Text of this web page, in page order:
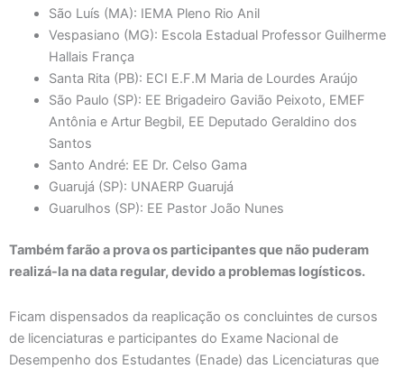
São Luís (MA): IEMA Pleno Rio Anil
Vespasiano (MG): Escola Estadual Professor Guilherme
Hallais França
Santa Rita (PB): ECI E.F.M Maria de Lourdes Araújo
São Paulo (SP): EE Brigadeiro Gavião Peixoto, EMEF
Antônia e Artur Begbil, EE Deputado Geraldino dos
Santos
Santo André: EE Dr. Celso Gama
Guarujá (SP): UNAERP Guarujá
Guarulhos (SP): EE Pastor João Nunes
Também farão a prova os participantes que não puderam
realizá-la na data regular, devido a problemas logísticos.
Ficam dispensados da reaplicação os concluintes de cursos
de licenciaturas e participantes do Exame Nacional de
Desempenho dos Estudantes (Enade) das Licenciaturas que